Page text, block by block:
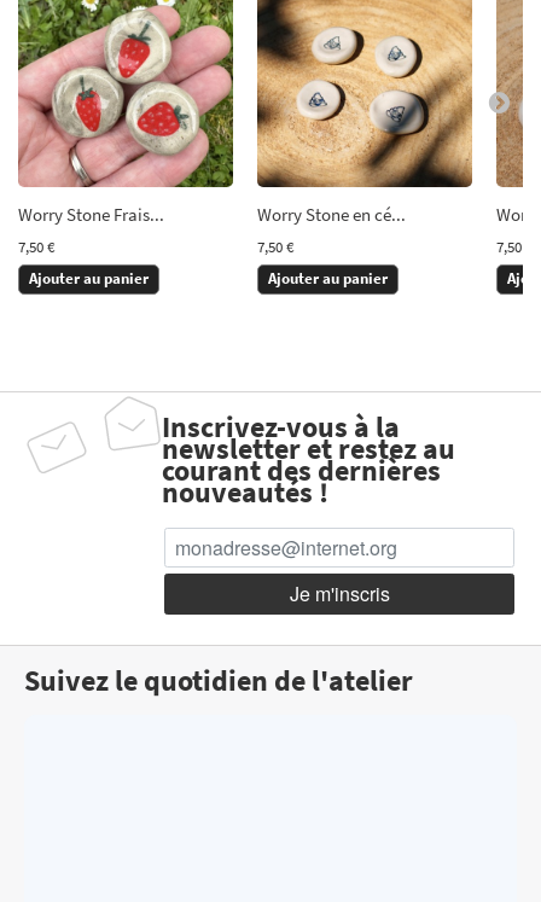
Worry Stone Frais...
7,50 €
Ajouter au panier
Worry Stone en cé...
7,50 €
Ajouter au panier
7,50 €
Inscrivez-vous à la
newsletter et restez au
courant des dernières
nouveautés !
Suivez le quotidien de l'atelier